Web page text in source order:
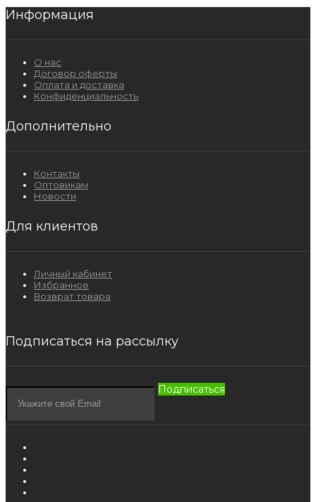
Информация
О нас
Договор оферты
Оплата и доставка
Конфиденциальность
Дополнительно
Контакты
Оптовикам
Новости
Для клиентов
Личный кабинет
Избранное
Возврат товара
Подписаться на рассылку
Подписаться